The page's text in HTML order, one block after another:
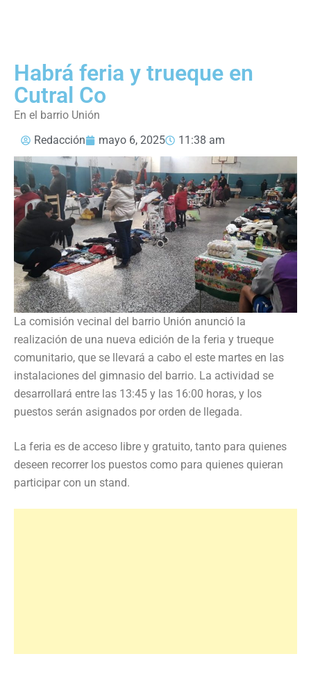
Habrá feria y trueque en
Cutral Co
En el barrio Unión
Redacción
mayo 6, 2025 11:38 am
La comisión vecinal del barrio Unión anunció la
realización de una nueva edición de la feria y trueque
comunitario, que se llevará a cabo el este martes en las
instalaciones del gimnasio del barrio. La actividad se
desarrollará entre las 13:45 y las 16:00 horas, y los
puestos serán asignados por orden de llegada.
La feria es de acceso libre y gratuito, tanto para quienes
deseen recorrer los puestos como para quienes quieran
participar con un stand.